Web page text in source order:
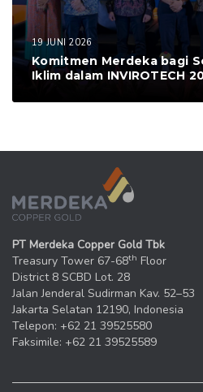
19 JUNI 2026
Komitmen Merdeka bagi
Iklim dalam INVIROTECH
PT Merdeka Copper Gold Tbk
Treasury Tower 67-68th Floor
District 8 SCBD Lot. 28
Jalan Jenderal Sudirman Kav. 52–53
Jakarta Selatan 12190, Indonesia
Telepon: +62 21 39525580
Faksimile: +62 21 39525589